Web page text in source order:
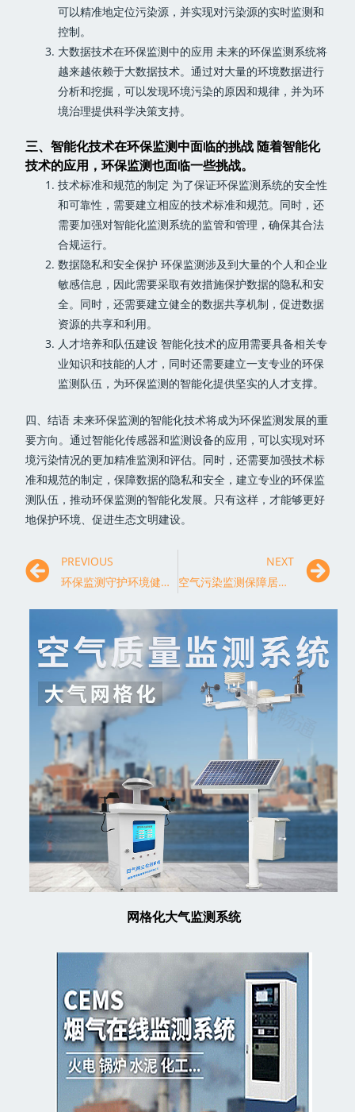
可以精准地定位污染源，并实现对污染源的实时监测和
控制。
大数据技术在环保监测中的应用 未来的环保监测系统将
越来越依赖于大数据技术。通过对大量的环境数据进行
分析和挖掘，可以发现环境污染的原因和规律，并为环
境治理提供科学决策支持。
三、智能化技术在环保监测中面临的挑战 随着智能化
技术的应用，环保监测也面临一些挑战。
技术标准和规范的制定 为了保证环保监测系统的安全性
和可靠性，需要建立相应的技术标准和规范。同时，还
需要加强对智能化监测系统的监管和管理，确保其合法
合规运行。
数据隐私和安全保护 环保监测涉及到大量的个人和企业
敏感信息，因此需要采取有效措施保护数据的隐私和安
全。同时，还需要建立健全的数据共享机制，促进数据
资源的共享和利用。
人才培养和队伍建设 智能化技术的应用需要具备相关专
业知识和技能的人才，同时还需要建立一支专业的环保
监测队伍，为环保监测的智能化提供坚实的人才支撑。
四、结语 未来环保监测的智能化技术将成为环保监测发展的重
要方向。通过智能化传感器和监测设备的应用，可以实现对环
境污染情况的更加精准监测和评估。同时，还需要加强技术标
准和规范的制定，保障数据的隐私和安全，建立专业的环保监
测队伍，推动环保监测的智能化发展。只有这样，才能够更好
地保护环境、促进生态文明建设。
PREVIOUS
环保监测守护环境健康的宝贵利器
NEXT
空气污染监测保障居民健康的重要手段
网格化大气监测系统